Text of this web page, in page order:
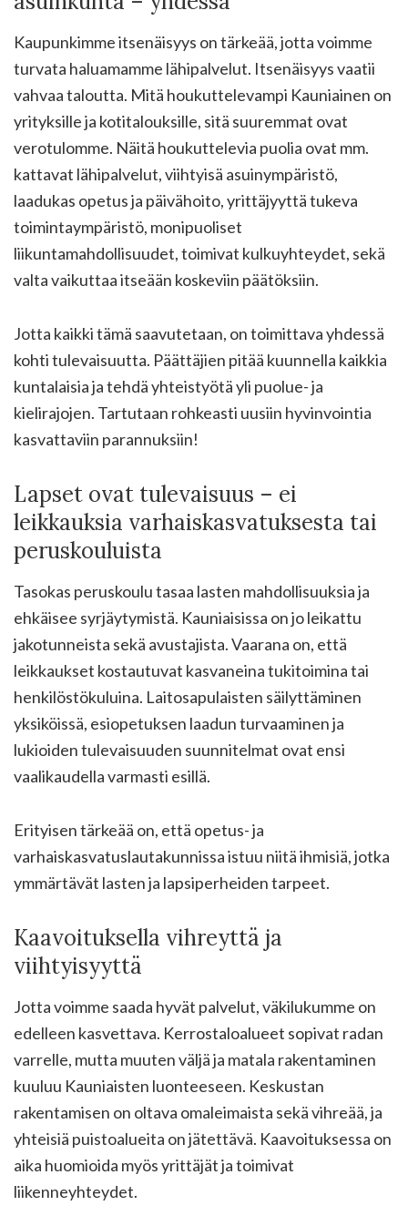
Kaupunkimme itsenäisyys on tärkeää, jotta voimme
turvata haluamamme lähipalvelut. Itsenäisyys vaatii
vahvaa taloutta. Mitä houkuttelevampi Kauniainen on
yrityksille ja kotitalouksille, sitä suuremmat ovat
verotulomme. Näitä houkuttelevia puolia ovat mm.
kattavat lähipalvelut, viihtyisä asuinympäristö,
laadukas opetus ja päivähoito, yrittäjyyttä tukeva
toimintaympäristö, monipuoliset
liikuntamahdollisuudet, toimivat kulkuyhteydet, sekä
valta vaikuttaa itseään koskeviin päätöksiin.
Jotta kaikki tämä saavutetaan, on toimittava yhdessä
kohti tulevaisuutta. Päättäjien pitää kuunnella kaikkia
kuntalaisia ja tehdä yhteistyötä yli puolue- ja
kielirajojen. Tartutaan rohkeasti uusiin hyvinvointia
kasvattaviin parannuksiin!
Lapset ovat tulevaisuus – ei
leikkauksia varhaiskasvatuksesta tai
peruskouluista
Tasokas peruskoulu tasaa lasten mahdollisuuksia ja
ehkäisee syrjäytymistä. Kauniaisissa on jo leikattu
jakotunneista sekä avustajista. Vaarana on, että
leikkaukset kostautuvat kasvaneina tukitoimina tai
henkilöstökuluina. Laitosapulaisten säilyttäminen
yksiköissä, esiopetuksen laadun turvaaminen ja
lukioiden tulevaisuuden suunnitelmat ovat ensi
vaalikaudella varmasti esillä.
Erityisen tärkeää on, että opetus- ja
varhaiskasvatuslautakunnissa istuu niitä ihmisiä, jotka
ymmärtävät lasten ja lapsiperheiden tarpeet.
Kaavoituksella vihreyttä ja
viihtyisyyttä
Jotta voimme saada hyvät palvelut, väkilukumme on
edelleen kasvettava. Kerrostaloalueet sopivat radan
varrelle, mutta muuten väljä ja matala rakentaminen
kuuluu Kauniaisten luonteeseen. Keskustan
rakentamisen on oltava omaleimaista sekä vihreää, ja
yhteisiä puistoalueita on jätettävä. Kaavoituksessa on
aika huomioida myös yrittäjät ja toimivat
liikenneyhteydet.